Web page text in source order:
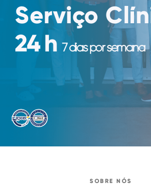
Serviço
24 h 7 dias por semana
SOBRE NÓS